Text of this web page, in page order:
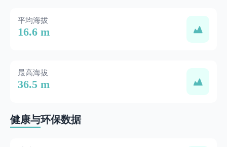
平均海拔
16.6 m
最高海拔
36.5 m
健康与环保数据